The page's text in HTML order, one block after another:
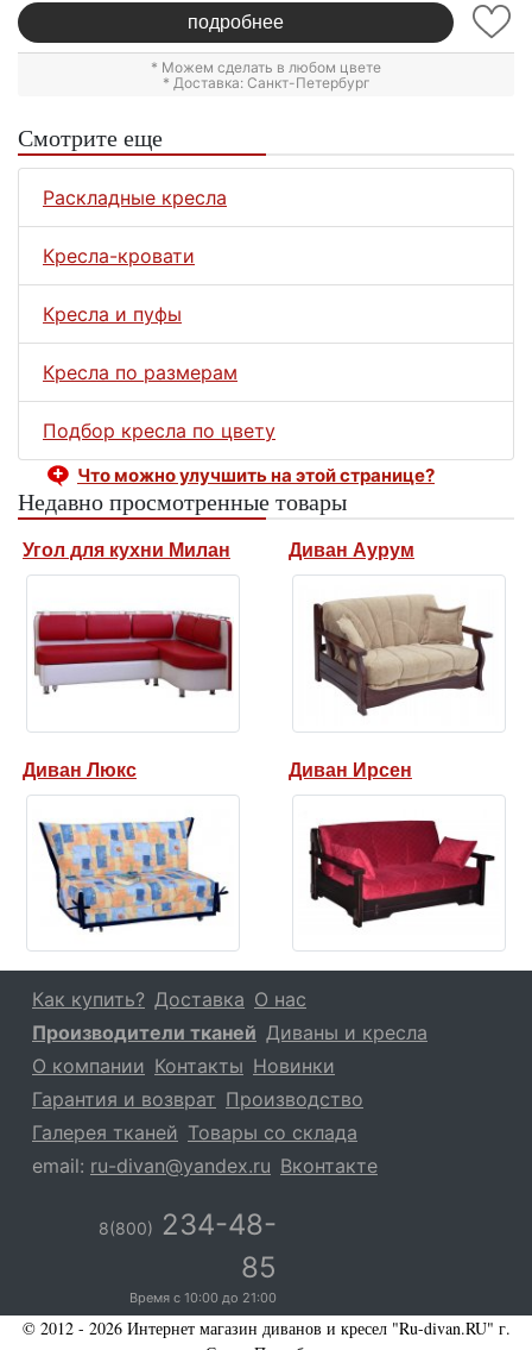
подробнее
* Можем сделать в любом цвете
* Доставка: Санкт-Петербург
Смотрите еще
Раскладные кресла
Кресла-кровати
Кресла и пуфы
Кресла по размерам
Подбор кресла по цвету
Что можно улучшить на этой странице?
Недавно просмотренные товары
Угол для кухни Милан Диван Аурум
Диван Люкс Диван Ирсен
Как купить? Доставка О нас
Производители тканей Диваны и кресла
О компании Контакты Новинки
Гарантия и возврат Производство
Галерея тканей Товары со склада
email: ru-divan@yandex.ru Вконтакте
8(800) 234-48-
85
Время с 10:00 до 21:00
© 2012 - 2026 Интернет магазин диванов и кресел "Ru-divan.RU" г.